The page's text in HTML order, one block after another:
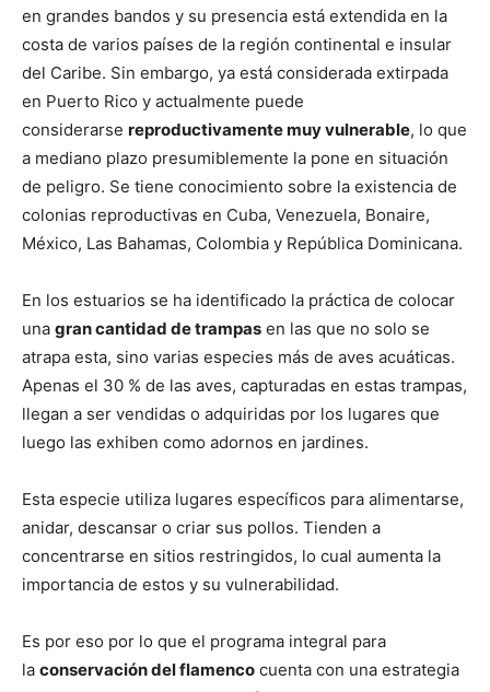
en grandes bandos y su presencia está extendida en la
costa de varios países de la región continental e insular
del Caribe. Sin embargo, ya está considerada extirpada
en Puerto Rico y actualmente puede
considerarse reproductivamente muy vulnerable, lo que
a mediano plazo presumiblemente la pone en situación
de peligro. Se tiene conocimiento sobre la existencia de
colonias reproductivas en Cuba, Venezuela, Bonaire,
México, Las Bahamas, Colombia y República Dominicana.
En los estuarios se ha identificado la práctica de colocar
una gran cantidad de trampas en las que no solo se
atrapa esta, sino varias especies más de aves acuáticas.
Apenas el 30 % de las aves, capturadas en estas trampas,
llegan a ser vendidas o adquiridas por los lugares que
luego las exhiben como adornos en jardines.
Esta especie utiliza lugares específicos para alimentarse,
anidar, descansar o criar sus pollos. Tienden a
concentrarse en sitios restringidos, lo cual aumenta la
importancia de estos y su vulnerabilidad.
Es por eso por lo que el programa integral para
la conservación del flamenco cuenta con una estrategia